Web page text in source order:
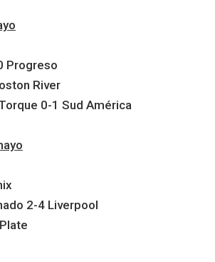
Progreso
River
0-1 Sud América
2-4 Liverpool